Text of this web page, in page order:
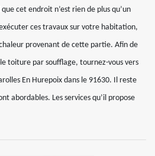
cet endroit n’est rien de plus qu’un
ces travaux sur votre habitation,
provenant de cette partie. Afin de
toiture par soufflage, tournez-vous vers
En Hurepoix dans le 91630. Il reste
abordables. Les services qu’il propose